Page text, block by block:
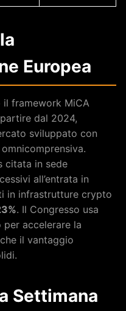
Europea
il framework MiCA
dal 2024,
sviluppato con
citata in sede
all’entrata in
in infrastrutture crypto
. Il Congresso usa
accelerare la
il vantaggio
Settimana